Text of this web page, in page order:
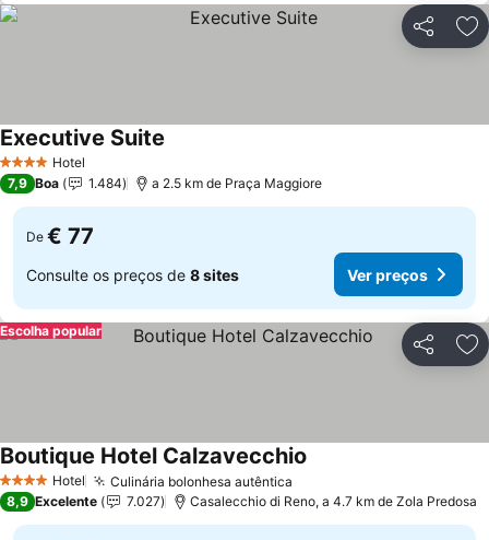
Partilhar
4 EstrelasHotel
Executive Suite
7,9 Boa 1.484 a 2.5 km de Praça Maggiore
De € 77
Consulte os preços de 8 sites Ver preços
Partilhar
Escolha popular
4 EstrelasHotel Culinária bolonhesa autêntica
Boutique Hotel Calzavecchio
8,9 Excelente 7.027 Casalecchio di Reno, a 4.7 km de Zola Predosa